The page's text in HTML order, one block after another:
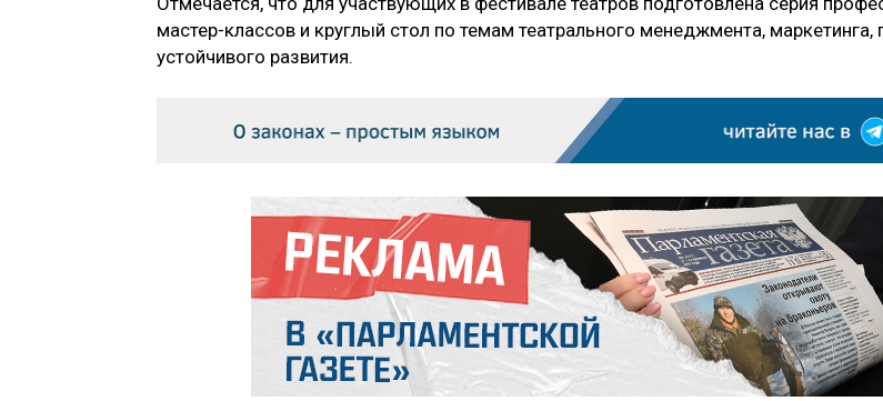
мастер-классов и круглый стол по темам театрального менеджмента, маркетинга,
устойчивого развития.